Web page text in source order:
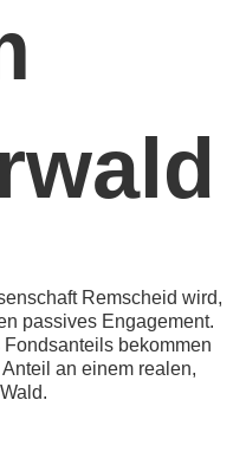
Remscheid wird,
passives Engagement.
bekommen
an einem realen,